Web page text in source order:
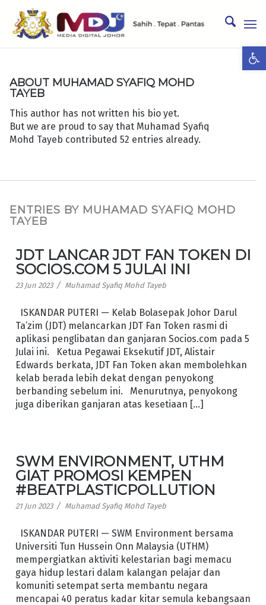
ABOUT MUHAMAD SYAFIQ MOHD
TAYEB
This author has not written his bio yet.
But we are proud to say that Muhamad Syafiq
Mohd Tayeb contributed 52 entries already.
ENTRIES BY MUHAMAD SYAFIQ MOHD
TAYEB
JDT LANCAR JDT FAN TOKEN DI
SOCIOS.COM 5 JULAI INI
23 Jun 2023 / Muhamad Syafiq Mohd Tayeb
ISKANDAR PUTERI — Kelab Bolasepak Johor Darul
Ta’zim (JDT) melancarkan JDT Fan Token rasmi di
aplikasi penglibatan dan ganjaran Socios.com pada 5
Julai ini. Ketua Pegawai Eksekutif JDT, Alistair
Edwards berkata, JDT Fan Token akan membolehkan
kelab berada lebih dekat dengan penyokong
berbanding sebelum ini. Menurutnya, penyokong
juga diberikan ganjaran atas kesetiaan […]
SWM ENVIRONMENT, UTHM
GIAT PROMOSI KEMPEN
#BEATPLASTICPOLLUTION
21 Jun 2023 / Muhamad Syafiq Mohd Tayeb
ISKANDAR PUTERI — SWM Environment bersama
Universiti Tun Hussein Onn Malaysia (UTHM)
mempergiatkan aktiviti kelestarian bagi memacu
gaya hidup lestari dalam kalangan pelajar dan
komuniti setempat serta membantu negara
mencapai 40 peratus kadar kitar semula kebangsaan